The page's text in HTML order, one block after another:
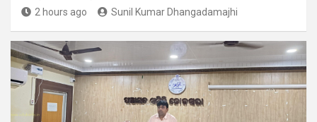
2 hours ago Sunil Kumar Dhangadamajhi